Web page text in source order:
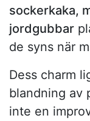
sockerkaka,
jordgubbar
de syns när
Dess charm
blandning av
inte en